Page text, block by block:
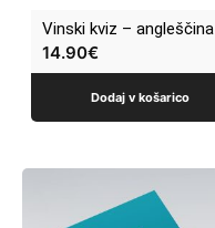
Vinski kviz – angleščina
14.90€
Dodaj v košarico